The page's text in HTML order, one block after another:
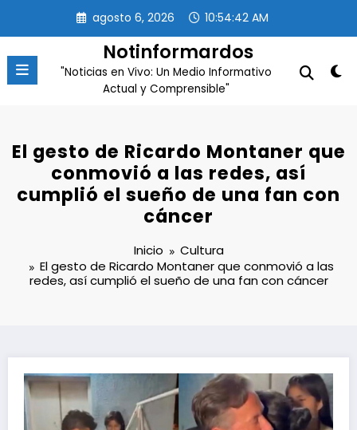
contenido
agosto 6, 2026 10:54:42 AM
Notinformardos
"Noticias en Vivo: Un Medio Informativo
Actual y Comprensible"
El gesto de Ricardo Montaner que
conmovió a las redes, así
cumplió el sueño de una fan con
cáncer
Inicio
Cultura
El gesto de Ricardo Montaner que conmovió a las
redes, así cumplió el sueño de una fan con cáncer